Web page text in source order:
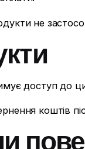
не
доступ до
коштів